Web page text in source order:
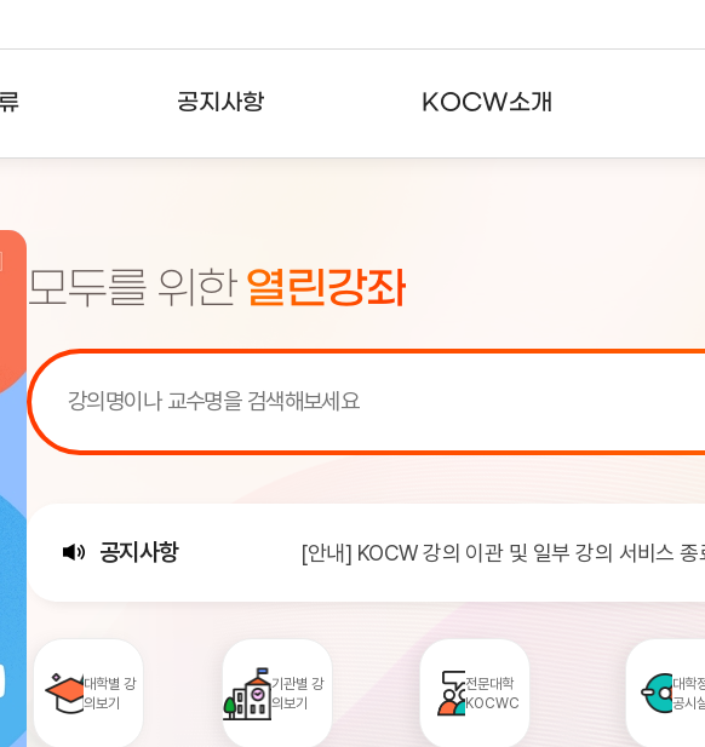
공지사항
주요통계현황
KOCW소개
모두를 위한 열린강좌
공지사항
[서비스점검] KOCW 서비스 점검 안내(7월 24
[안내] KOCW 강의 이관 및 일부 강의 서비스 종
[안내] 2026년 대학정보공시 대학의 원격강좌
대학별 강
의보기
기관별 강
의보기
전문대학
KOCWC
대학
공시